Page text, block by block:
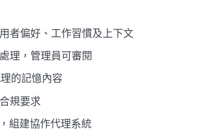
者偏好、工作習慣及上下文
理，管理員可審閱
的記憶內容
規要求
組建協作代理系統